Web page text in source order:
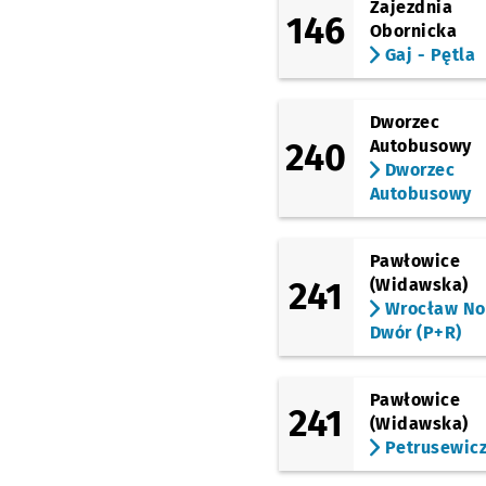
Hynka NŻPrzystanek na
(Bajana)
Bystrzycka
Bulwar Dedala NŻ
(Bajana)
Szybowcowa NŻ
(Lotnicza)
Metalowców NŻ
(Lotnicza)
Pilczyce NŻPrzystanek
Tarczyński Arena
(Lotnicza) NŻPrzystanek
(Kosmonautów)
Glinianki NŻPrzystanek
146
Zajezdnia
Obornicka
Gaj - Pętla
240
Dworzec
Autobusowy
Dworzec
Autobusowy
241
Pawłowice
(Widawska)
Wrocław
Dwór (P+R)
241
Pawłowice
(Widawska)